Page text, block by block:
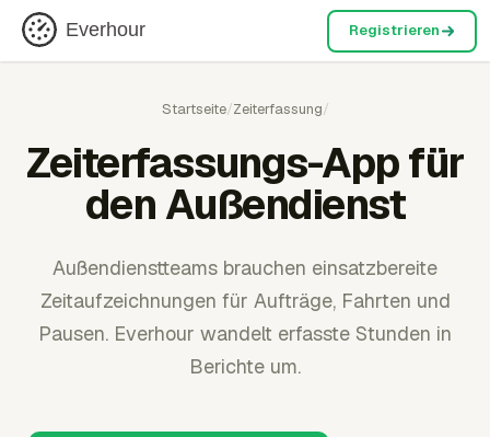
Everhour Registrieren
Startseite/Zeiterfassung/
Zeiterfassungs-App für
den Außendienst
Außendienstteams brauchen einsatzbereite
Zeitaufzeichnungen für Aufträge, Fahrten und
Pausen. Everhour wandelt erfasste Stunden in
Berichte um.